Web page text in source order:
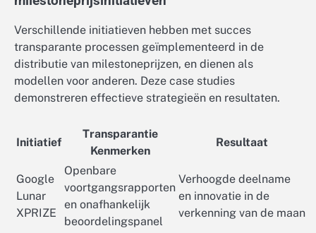
Verschillende initiatieven hebben met succes
transparante processen geïmplementeerd in de
distributie van milestoneprijzen, en dienen als
modellen voor anderen. Deze case studies
demonstreren effectieve strategieën en resultaten.
Initiatief
Transparantie
Kenmerken
Resultaat
Google
Lunar
XPRIZE
Openbare
voortgangsrapporten
en onafhankelijk
beoordelingspanel
Verhoogde deelname
en innovatie in de
verkenning van de maan